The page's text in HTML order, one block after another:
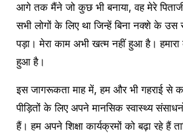
आगे तक मैंने जो कुछ भी बनाया, वह मेरे
सभी लोगों के लिए था जिन्हें बिना नक्शे के उस
पड़ा। मेरा काम अभी खत्म नहीं हुआ है।
हुआ है।
इस जागरूकता माह में, हम और भी गहराई से
पीड़ितों के लिए अपने मानसिक स्वास्थ्य
हैं। हम अपने शिक्षा कार्यक्रमों को बढ़ा रहे हैं